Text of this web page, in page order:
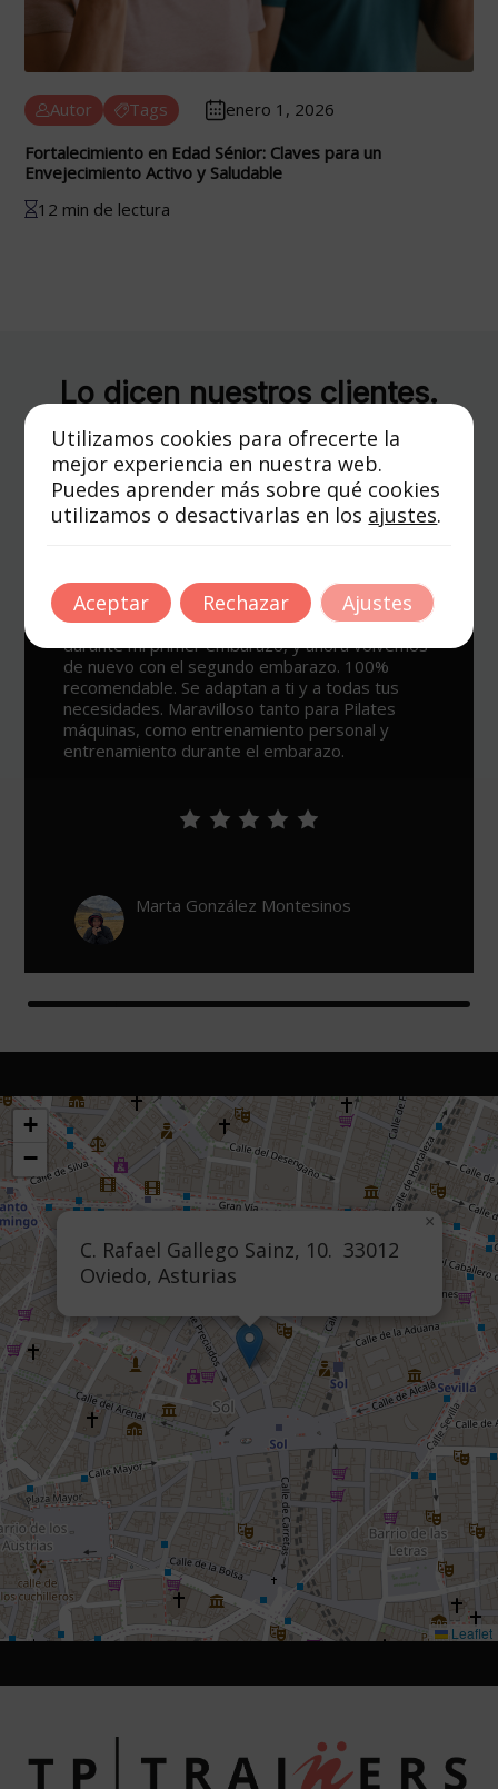
Autor Tags
enero 1, 2026
Fortalecimiento en Edad Sénior: Claves para un
Envejecimiento Activo y Saludable
12 min de lectura
Lo dicen nuestros clientes.
Transforma tu bienestar con
nosotros
Un sitio espectacular para ejercitarse y ponerse
en forma, con varias opciones para todos los
públicos y lo mejor de todo los profesionales
que te ayudan, en especial Ana por su simpatía y
su saber hacer. Todo un descubrimiento.
León De Urzaiz
C. Rafael Gallego Sainz, 10. 33012
Oviedo, Asturias
×
+
−
Leaflet
Utilizamos cookies para ofrecerte la
mejor experiencia en nuestra web.
Puedes aprender más sobre qué cookies
utilizamos o desactivarlas en los ajustes.
Aceptar Rechazar Ajustes